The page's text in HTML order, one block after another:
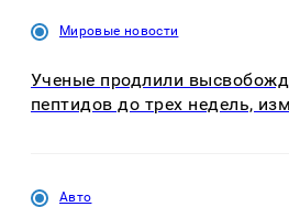
Мировые новости
Ученые продлили
пептидов до трех недель,
Авто